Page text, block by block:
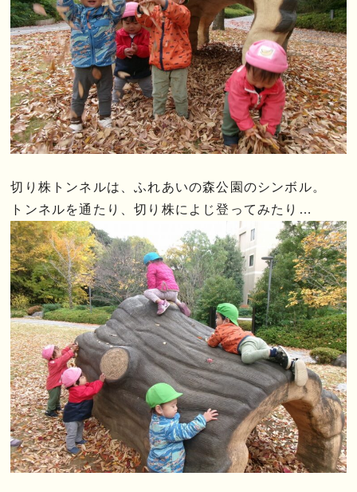
切り株トンネルは、ふれあいの森公園のシンボル。
トンネルを通たり、切り株によじ登ってみたり…